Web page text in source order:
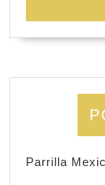
Parrilla